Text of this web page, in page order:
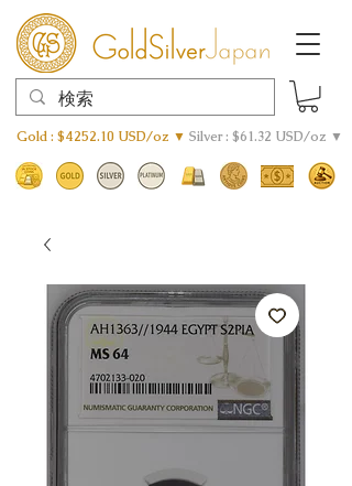
Gold : $4252.10 USD/oz ▼ Silver : $61.32 USD/oz ▼